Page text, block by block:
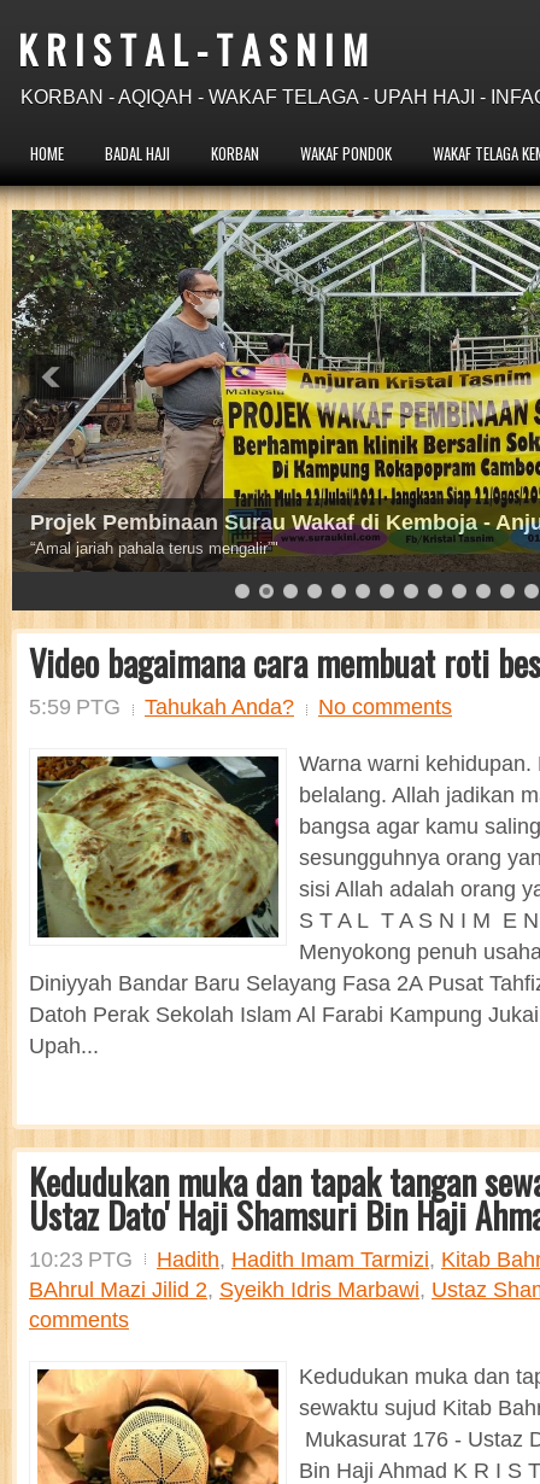
K R I S T A L - T A S N I M
KORBAN - AQIQAH - WAKAF TELAGA - UPAH HAJI -
HOME BADAL HAJI KORBAN WAKAF PONDOK WAKAF TELAGA
Projek Wakaf Telaga Pam Tangan di Kemboja
Sebaik baik sedekah adalah sedekah air
Video bagaimana cara membuat roti
5:59 PTG Tahukah Anda? No comments
Warna warni
belalang. Allah jadikan
bangsa agar kamu
sesungguhnya orang
sisi Allah adalah orang
S T A L T A S N I M E
Menyokong penuh
Diniyyah Bandar Baru Selayang Fasa 2A Pusat
Datoh Perak Sekolah Islam Al Farabi Kampung
Upah...
Kedudukan muka dan tapak tangan
Ustaz Dato' Haji Shamsuri Bin Haji
10:23 PTG Hadith, Hadith Imam Tarmizi, Kitab
BAhrul Mazi Jilid 2, Syeikh Idris Marbawi, Ustaz
comments
Kedudukan muka dan
sewaktu sujud Kitab
Mukasurat 176 - Ustaz
Bin Haji Ahmad K R I S